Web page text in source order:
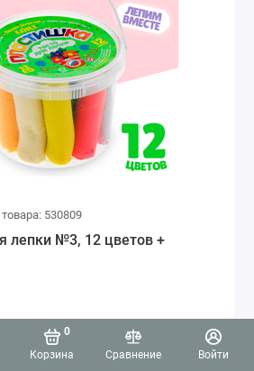
Корзина
0
Сравнение
Войти
530809
лепки №3, 12 цветов +